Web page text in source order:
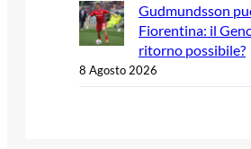
Gudmundsson
Fiorentina: il
ritorno possibile?
8 Agosto 2026